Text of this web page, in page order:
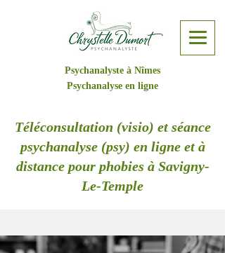
Psychanalyste à Nîmes
Psychanalyse en ligne
Téléconsultation (visio) et séance
psychanalyse (psy) en ligne et à
distance pour phobies à Savigny-
Le-Temple